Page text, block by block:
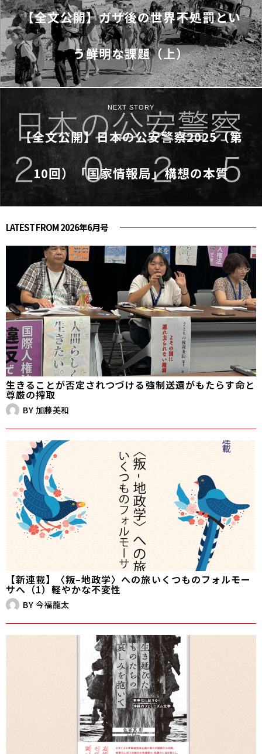
【全文公開】ガザ後の世界――不処罰とい
う鮮明な課題（上）
NEXT STORY
【全文公開】日本の公安警察2025（第
10回）「国家情報局」構想の本質
LATEST FROM 2026年6月号
生きることが否定されつづける――強制送還がもたらす命と
尊厳の搾取
BY 加藤美和
【新連載】〈叛–地政学〉への旅――いくつものフォルモー
サへ（1）軽やかな不変性
BY 今福龍太